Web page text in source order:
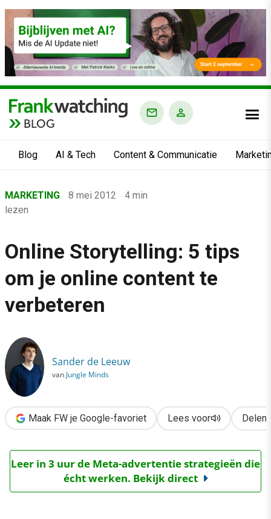
BLOG
Blog AI & Tech Content & Communicatie
›
Marketing
›
Online Storytelling: 5 tips om je online content te verbeteren
MARKETING 8 mei 2012
4 min
lezen
Online Storytelling: 5 tips
om je online content te
verbeteren
Sander de Leeuw
van Jungle Minds
Maak FW je Google-favoriet Lees voor Delen
Leer in 3 uur de Meta-advertentie strategieën die
écht werken. Bekijk direct